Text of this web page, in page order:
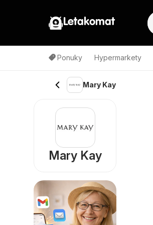
Letakomat
Ponuky Hypermarkety
Mary Kay
Mary Kay